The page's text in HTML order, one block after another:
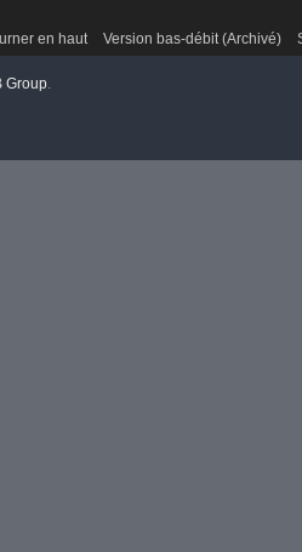
en haut Version bas-débit (Archivé)
Group.